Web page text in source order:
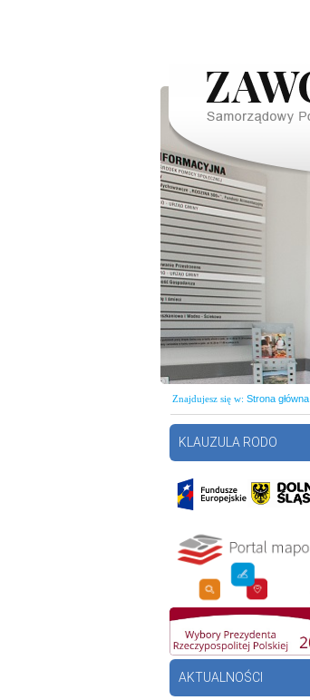
Znajdujesz się w: Strona główna
KLAUZULA RODO
AKTUALNOŚCI